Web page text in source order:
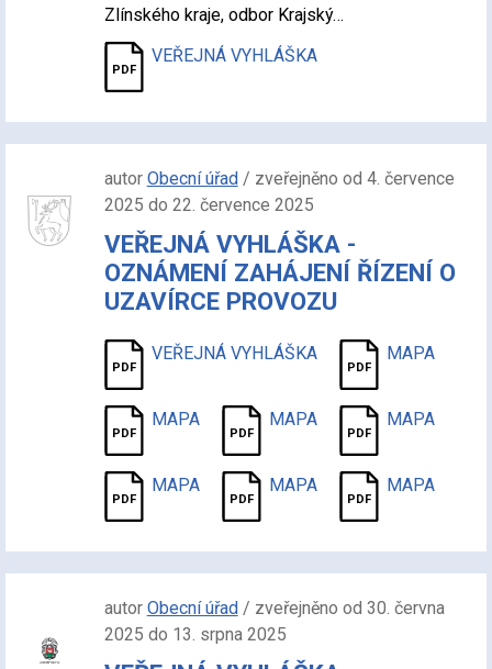
Zlínského kraje, odbor Krajský…
VEŘEJNÁ VYHLÁŠKA
autor Obecní úřad/ zveřejněno od 4. července
2025 do 22. července 2025
VEŘEJNÁ VYHLÁŠKA -
OZNÁMENÍ ZAHÁJENÍ ŘÍZENÍ O
UZAVÍRCE PROVOZU
VEŘEJNÁ VYHLÁŠKA MAPA
MAPA MAPA MAPA
MAPA MAPA MAPA
autor Obecní úřad/ zveřejněno od 30. června
2025 do 13. srpna 2025